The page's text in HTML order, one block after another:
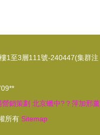
1至3層111號-240447(集群注
營銷策劃 北京蠟中?？萍加邢薰
所有 Sitemap